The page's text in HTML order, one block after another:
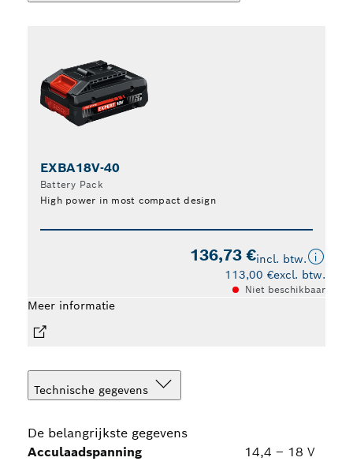
EXBA18V-40
Battery Pack
High power in most compact design
136,73 €incl. btw.
113,00 €excl. btw.
Niet beschikbaar
Meer informatie
Technische gegevens
De belangrijkste gegevens
Acculaadspanning
14,4 – 18 V